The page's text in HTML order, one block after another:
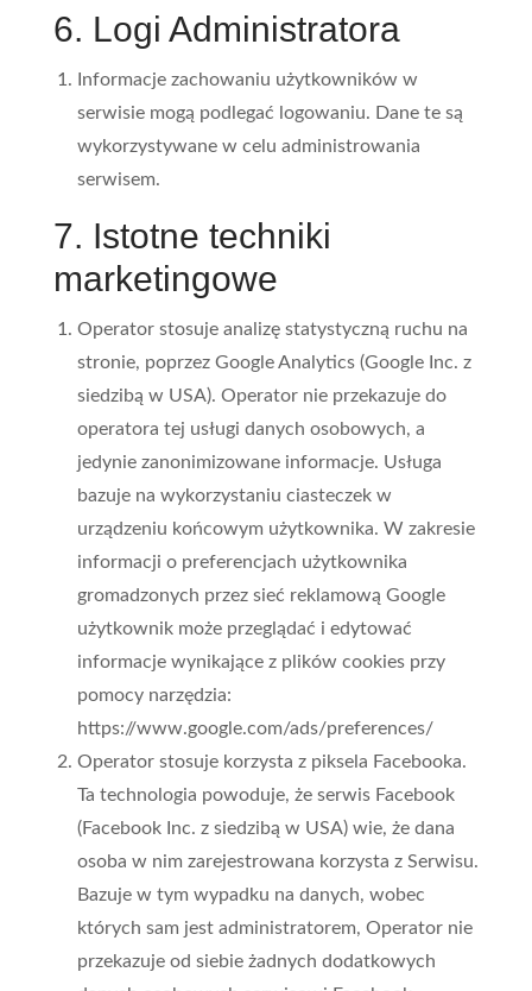
6. Logi Administratora
Informacje zachowaniu użytkowników w
serwisie mogą podlegać logowaniu. Dane te są
wykorzystywane w celu administrowania
serwisem.
7. Istotne techniki
marketingowe
Operator stosuje analizę statystyczną ruchu na
stronie, poprzez Google Analytics (Google Inc. z
siedzibą w USA). Operator nie przekazuje do
operatora tej usługi danych osobowych, a
jedynie zanonimizowane informacje. Usługa
bazuje na wykorzystaniu ciasteczek w
urządzeniu końcowym użytkownika. W zakresie
informacji o preferencjach użytkownika
gromadzonych przez sieć reklamową Google
użytkownik może przeglądać i edytować
informacje wynikające z plików cookies przy
pomocy narzędzia:
https://www.google.com/ads/preferences/
Operator stosuje korzysta z piksela Facebooka.
Ta technologia powoduje, że serwis Facebook
(Facebook Inc. z siedzibą w USA) wie, że dana
osoba w nim zarejestrowana korzysta z Serwisu.
Bazuje w tym wypadku na danych, wobec
których sam jest administratorem, Operator nie
przekazuje od siebie żadnych dodatkowych